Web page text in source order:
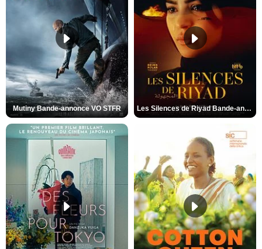
Mutiny Bande-annonce VO STFR Les Silences de Riyad Bande-annonce VO STFR